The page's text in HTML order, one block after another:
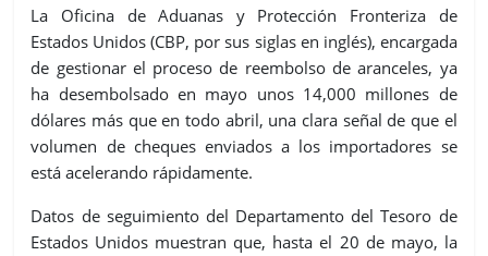
La Oficina de Aduanas y Protección Fronteriza de
Estados Unidos (CBP, por sus siglas en inglés), encargada
de gestionar el proceso de reembolso de aranceles, ya
ha desembolsado en mayo unos 14,000 millones de
dólares más que en todo abril, una clara señal de que el
volumen de cheques enviados a los importadores se
está acelerando rápidamente.
Datos de seguimiento del Departamento del Tesoro de
Estados Unidos muestran que, hasta el 20 de mayo, la